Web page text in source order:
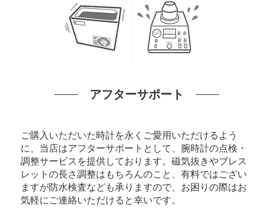
アフターサポート
ご購入いただいた時計を永くご愛用いただけるよう
に、当店はアフターサポートとして、腕時計の点検・
調整サービスを提供しております。磁気抜きやブレス
レットの長さ調整はもちろんのこと、有料ではござい
ますが防水検査なども承りますので、お困りの際はお
気軽にご連絡いただけると幸いです。